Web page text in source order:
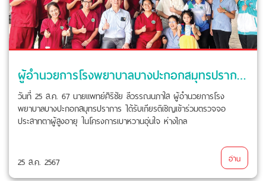
ผู้อำนวยการโรงพยาบาลบางปะกอกสมุทรปราการ ได้รับเกียรติเชิญเข้าร่วมตรวจจอประสาทตาผู้สูงอายุ
วันที่ 25 ส.ค. 67 นายแพทย์ศิริชัย ลีวรรณนภาใส ผู้อำนวยการโรง
พยาบาลบางปะกอกสมุทรปราการ ได้รับเกียรติเชิญเข้าร่วมตรวจจอ
ประสาทตาผู้สูงอายุ ในโครงการเบาหวานอุ่นใจ ห่างไกล
25 ส.ค. 2567 อ่าน